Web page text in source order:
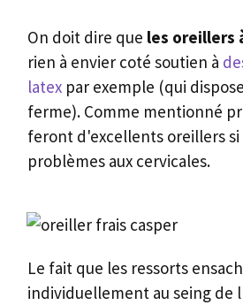
On doit dire que les oreillers
rien à envier coté soutien à
latex par exemple (qui
ferme). Comme mentionné
feront d'excellents oreillers si
problèmes aux cervicales.
Le fait que les ressorts
individuellement au seing de